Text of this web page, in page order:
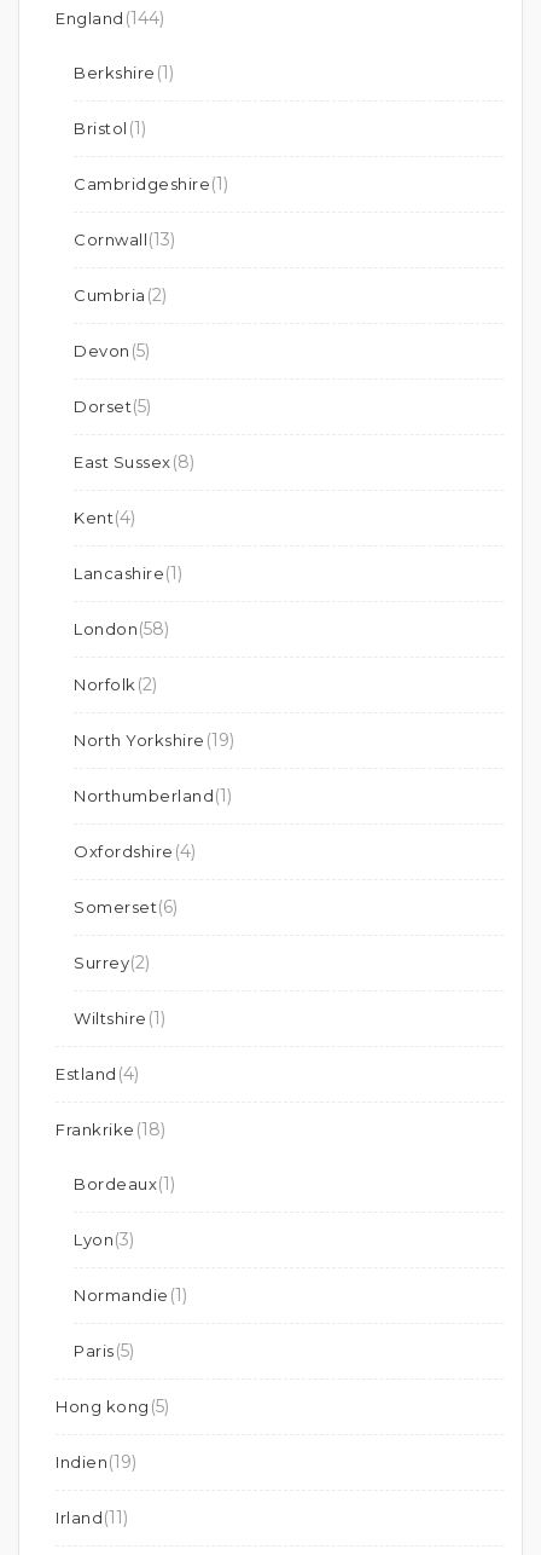
England (144)
Berkshire (1)
Bristol (1)
Cambridgeshire(1)
Cornwall(13)
Cumbria (2)
Devon (5)
Dorset(5)
East Sussex(8)
Kent(4)
Lancashire(1)
London(58)
Norfolk (2)
North Yorkshire (19)
Northumberland(1)
Oxfordshire (4)
Somerset(6)
Surrey(2)
Wiltshire (1)
Estland (4)
Frankrike (18)
Bordeaux(1)
Lyon(3)
Normandie (1)
Paris(5)
Hong kong (5)
Indien(19)
Irland(11)